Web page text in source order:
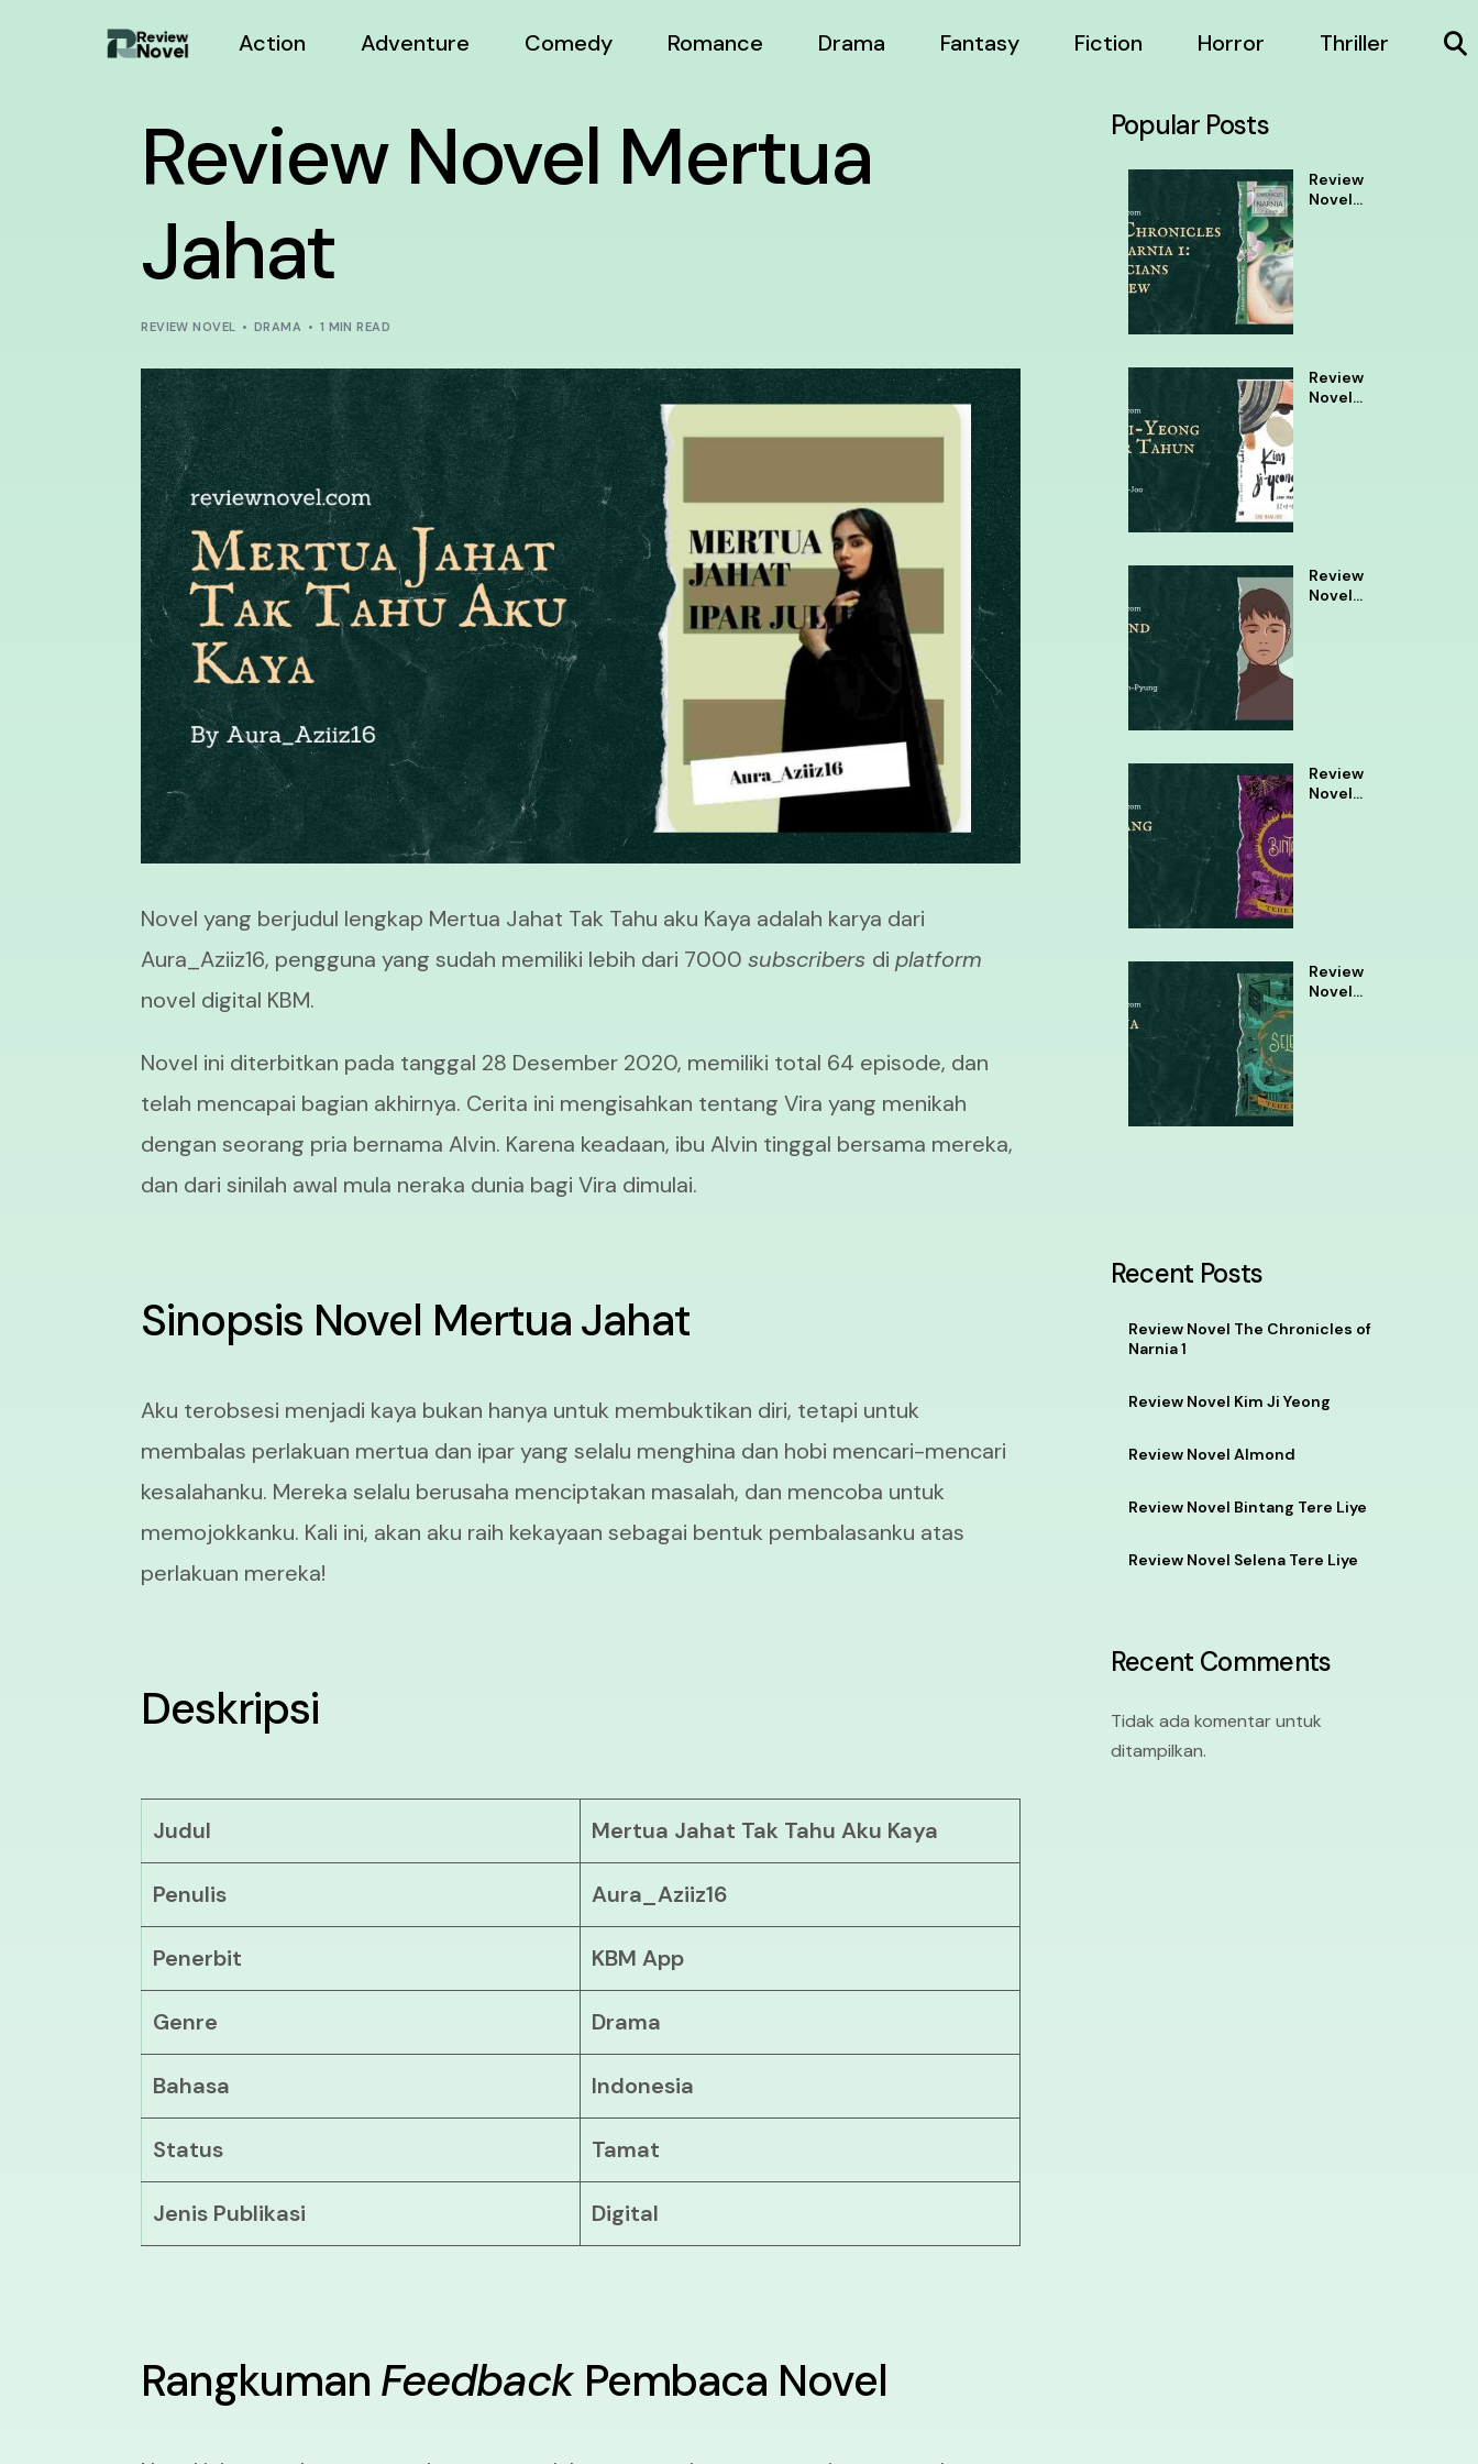
Action Adventure Comedy Romance Drama Fantasy Fiction Horror Thriller
Review Novel Mertua
Jahat
REVIEW NOVEL DRAMA 1 MIN READ
Novel yang berjudul lengkap Mertua Jahat Tak Tahu aku Kaya adalah karya dari
Aura_Aziiz16, pengguna yang sudah memiliki lebih dari 7000subscribers diplatform
novel digital KBM.
Novel ini diterbitkan pada tanggal 28 Desember 2020, memiliki total 64 episode, dan
telah mencapai bagian akhirnya. Cerita ini mengisahkan tentang Vira yang menikah
dengan seorang pria bernama Alvin. Karena keadaan, ibu Alvin tinggal bersama mereka,
dan dari sinilah awal mula neraka dunia bagi Vira dimulai.
Sinopsis Novel Mertua Jahat
Aku terobsesi menjadi kaya bukan hanya untuk membuktikan diri, tetapi untuk
membalas perlakuan mertua dan ipar yang selalu menghina dan hobi mencari-mencari
kesalahanku. Mereka selalu berusaha menciptakan masalah, dan mencoba untuk
memojokkanku. Kali ini, akan aku raih kekayaan sebagai bentuk pembalasanku atas
perlakuan mereka!
Deskripsi
Judul Mertua Jahat Tak Tahu Aku Kaya
Penulis Aura_Aziiz16
Penerbit KBM App
Genre Drama
Bahasa Indonesia
Status Tamat
Jenis Publikasi Digital
Rangkuman Feedback Pembaca Novel
Popular Posts
Review
Novel
Review
Novel
Review
Novel
Review
Novel
Review
Novel
Recent Posts
Review Novel The Chronicles of
Narnia 1
Review Novel Kim Ji Yeong
Review Novel Almond
Review Novel Bintang Tere Liye
Review Novel Selena Tere Liye
Recent Comments
Tidak ada komentar untuk
ditampilkan.